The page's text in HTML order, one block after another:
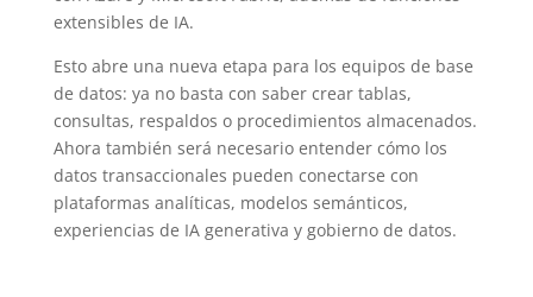
extensibles de IA.
Esto abre una nueva etapa para los equipos de base
de datos: ya no basta con saber crear tablas,
consultas, respaldos o procedimientos almacenados.
Ahora también será necesario entender cómo los
datos transaccionales pueden conectarse con
plataformas analíticas, modelos semánticos,
experiencias de IA generativa y gobierno de datos.